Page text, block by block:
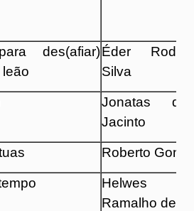
des(afiar)Éder
Silva
Jonatas
Jacinto
Roberto
Helwes
Ramalho de